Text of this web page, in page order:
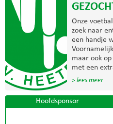
Onze
zoek naar
een handje
maar ook
met een
> lees meer
Hoofdsponsor